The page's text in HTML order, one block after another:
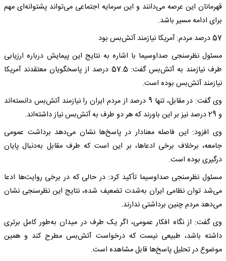
قهرمانان این عرصه می‌دانند و این سرمایه اجتماعی می‌تواند پشتوانه‌ای مهم
برای ادامه مسیر باشد.
57 درصد مردم: آمریکا نیازمند آتش‌بس بود
مسئول نظرسنجی صداوسیما با اشاره به نتایج این پیمایش درباره ارزیابی
طرف نیازمند به آتش‌بس گفت: 57.5 درصد از پاسخگویان معتقدند آمریکا
نیازمند آتش‌بس بوده است.
وی گفت: در مقابل، تنها 9 درصد از مردم ایران را نیازمند آتش‌بس دانسته‌اند
و 29 درصد نیز بر این باورند که هر دو طرف به آتش‌بس نیاز داشته‌اند.
وی افزود: این فاصله معنادار در پاسخ‌ها نشان می‌دهد برداشت عمومی
جامعه، برخلاف برخی ادعاها، بر این است که طرف مقابل به‌دنبال پایان
درگیری بوده است.
مسئول نظرسنجی صداوسیما تأکید کرد: در حالی که در برخی روایت‌ها ادعا
می‌شد توان نظامی ایران به‌شدت تضعیف شده، نتایج این نظرسنجی نشان
می‌دهد مردم چنین برداشتی ندارند.
وی گفت: از نگاه افکار عمومی، اگر یک طرف در میدان به‌طور کامل برتری
داشته باشد، طبیعی نیست که درخواست آتش‌بس مطرح کند و همین
موضوع در تحلیل پاسخ‌ها قابل مشاهده است.